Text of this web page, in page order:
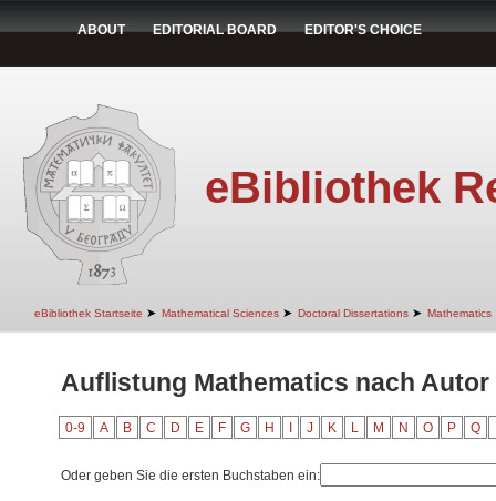
ABOUT EDITORIAL BOARD EDITOR'S CHOICE
eBibliothek
eBibliothek Startseite ➤ Mathematical Sciences ➤ Doctoral Dissertations ➤ Mathematics
Auflistung Mathematics nach
0-9 A B C D E F G H J K L M N O P Q
Oder geben Sie die ersten Buchstaben ein: